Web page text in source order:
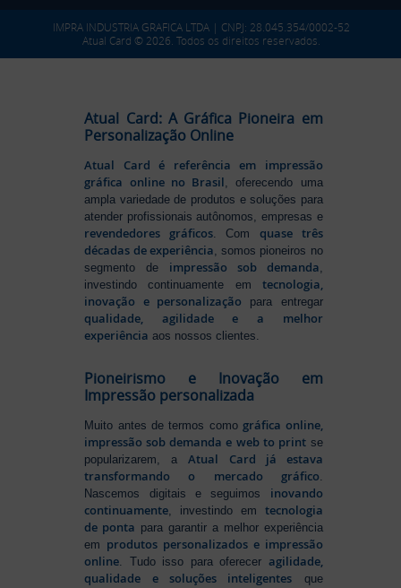
IMPRA INDUSTRIA GRAFICA LTDA | CNPJ: 28.045.354/0002-52
Atual Card © 2026. Todos os direitos reservados.
Atual Card: A Gráfica Pioneira em
Personalização Online
Atual Card é referência em impressão
gráfica online no Brasil , oferecendo uma
ampla variedade de produtos e soluções para
atender profissionais autônomos, empresas e
revendedores gráficos. Comquase três
décadas de experiência , somos pioneiros no
segmento de impressão sob demanda
investindo continuamente em tecnologia,
inovação e personalização para entregar
qualidade, agilidade e a melhor
experiência aos nossos clientes.
Pioneirismo e Inovação em
Impressão personalizada
Muito antes de termos como gráfica online,
impressão sob demanda e web to printse
popularizarem, aAtual Card já estava
transformando o mercado gráfico.
Nascemos digitais e seguimos inovando
continuamente, investindo em tecnologia
de ponta para garantir a melhor experiência
em produtos personalizados e impressão
online. Tudo isso para oferecer agilidade,
qualidade e soluções inteligentes que